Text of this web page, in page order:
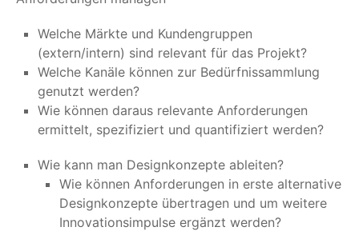
Welche Märkte und Kundengruppen
(extern/intern) sind relevant für das Projekt?
Welche Kanäle können zur Bedürfnissammlung
genutzt werden?
Wie können daraus relevante Anforderungen
ermittelt, spezifiziert und quantifiziert werden?
Wie kann man Designkonzepte ableiten?
Wie können Anforderungen in erste alternative
Designkonzepte übertragen und um weitere
Innovationsimpulse ergänzt werden?